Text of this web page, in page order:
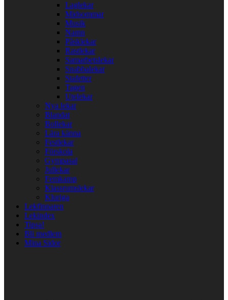
Laglekar
Midsommar
Musik
Namn
Påsklekar
Rastlekar
Samarbetslekar
Snabbalekar
Stafetter
Tagen
Utelekar
Nya lekar
Blandat
Bollekar
Lära känna
Festlekar
Förskola
Gympasal
Jullekar
Femkamp
Klassrumslekar
Kluriga
Lekfinnaren
Lekindex
Tipsa!
Bli medlem
Mina Sidor